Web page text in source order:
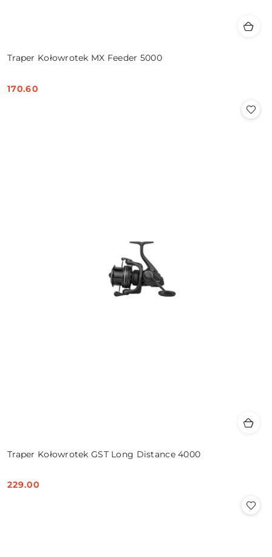
Traper Kołowrotek MX Feeder 5000
Cena:
170.60
Traper Kołowrotek GST Long Distance 4000
Cena:
229.00